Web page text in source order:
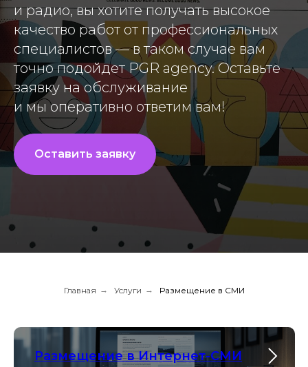
и радио, вы хотите получать высокое
качество работ от профессиональных
специалистов — в таком случае вам
точно подойдет PGR agency. Оставьте
заявку на обслуживание
и мы оперативно ответим вам!
Оставить заявку
Главная → Услуги → Размещение в СМИ
Размещение в Интернет-СМИ